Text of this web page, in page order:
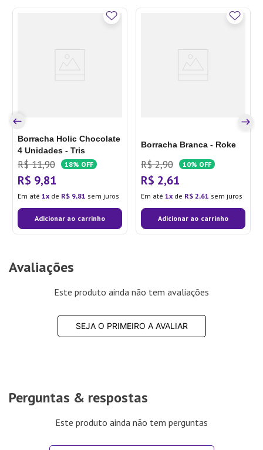
Borracha Holic Chocolate
4 Unidades - Tris
R$ 11,90 18% OFF
R$ 9,81
Em até 1 de R$ 9,81 sem juros
Adicionar ao carrinho
Borracha Branca - Roke
R$ 2,90 10% OFF
R$ 2,61
Em até 1 de R$ 2,61 sem juros
Adicionar ao carrinho
Avaliações
Este produto ainda não tem avaliações
SEJA O PRIMEIRO A AVALIAR
Perguntas & respostas
Este produto ainda não tem perguntas